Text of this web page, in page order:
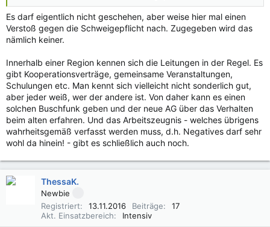
Es darf eigentlich nicht geschehen, aber weise hier mal einen
Verstoß gegen die Schweigepflicht nach. Zugegeben wird das
nämlich keiner.
Innerhalb einer Region kennen sich die Leitungen in der Regel. Es
gibt Kooperationsverträge, gemeinsame Veranstaltungen,
Schulungen etc. Man kennt sich vielleicht nicht sonderlich gut,
aber jeder weiß, wer der andere ist. Von daher kann es einen
solchen Buschfunk geben und der neue AG über das Verhalten
beim alten erfahren. Und das Arbeitszeugnis - welches übrigens
wahrheitsgemäß verfasst werden muss, d.h. Negatives darf sehr
wohl da hinein! - gibt es schließlich auch noch.
ThessaK.
Newbie
Registriert
13.11.2016 Beiträge
17
Akt. Einsatzbereich
Intensiv